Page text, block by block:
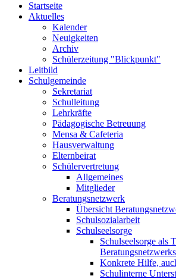
Startseite
Aktuelles
Kalender
Neuigkeiten
Archiv
Schülerzeitung "Blickpunkt"
Leitbild
Schulgemeinde
Sekretariat
Schulleitung
Lehrkräfte
Pädagogische Betreuung
Mensa & Cafeteria
Hausverwaltung
Elternbeirat
Schülervertretung
Allgemeines
Mitglieder
Beratungsnetzwerk
Übersicht
Schulsozialarbeit
Schulseelsorge
Schulseelsorge als
Beratungsnetzwerks
Konkrete Hilfe,
Schulinterne